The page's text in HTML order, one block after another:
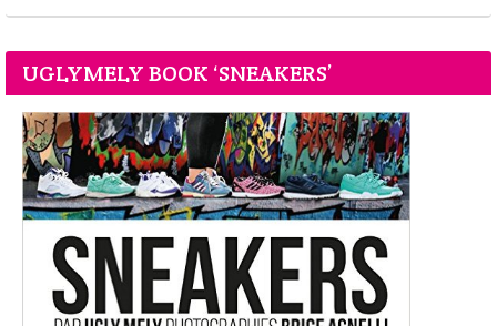
UGLYMELY BOOK ‘SNEAKERS’